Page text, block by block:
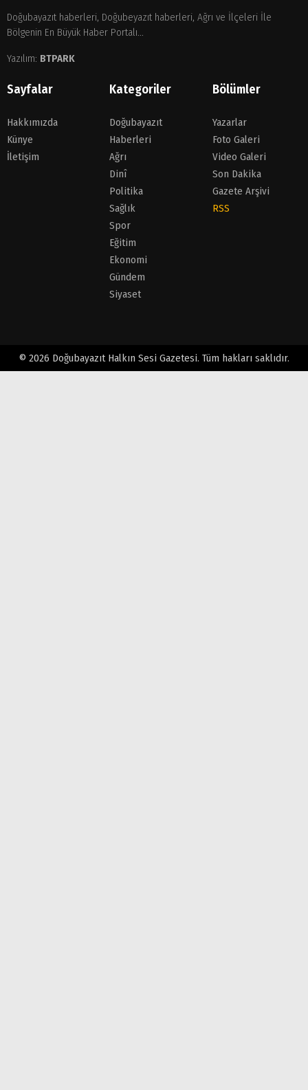
Doğubayazıt haberleri, Doğubeyazıt haberleri, Ağrı ve İlçeleri İle
Bölgenin En Büyük Haber Portalı...
Yazılım: BTPARK
Sayfalar
Hakkımızda
Künye
İletişim
Kategoriler
Doğubayazıt
Haberleri
Ağrı
Dinî
Politika
Sağlık
Spor
Eğitim
Ekonomi
Gündem
Siyaset
Bölümler
Yazarlar
Foto Galeri
Video Galeri
Son Dakika
Gazete Arşivi
RSS
© 2026 Doğubayazıt Halkın Sesi Gazetesi. Tüm hakları saklıdır.